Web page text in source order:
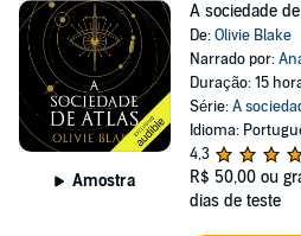
Amostra
A sociedade
De:Olivie Blake
Narrado por:
Duração: 15
Série:A
Idioma:
4,3
R$ 50,00 ou
dias de teste